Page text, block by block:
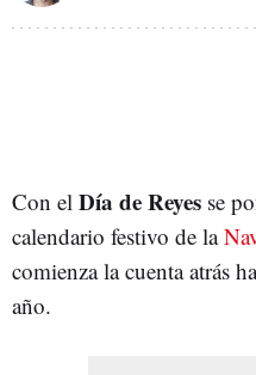
Con el Día de Reyes se
calendario festivo de la
comienza la cuenta atrás
año.